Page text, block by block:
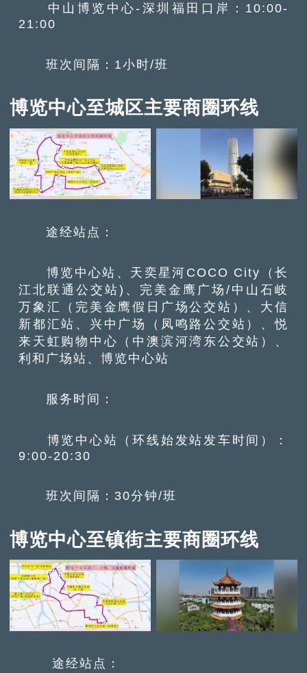
中山博览中心-深圳福田口岸：10:00-
21:00
班次间隔：1小时/班
博览中心至城区主要商圈环线
途经站点：
博览中心站、天奕星河COCO City（长
江北联通公交站)、完美金鹰广场/中山石岐
万象汇（完美金鹰假日广场公交站）、大信
新都汇站、兴中广场（凤鸣路公交站）、悦
来天虹购物中心（中澳滨河湾东公交站）、
利和广场站、博览中心站
服务时间：
博览中心站（环线始发站发车时间）：
9:00-20:30
班次间隔：30分钟/班
博览中心至镇街主要商圈环线
途经站点：